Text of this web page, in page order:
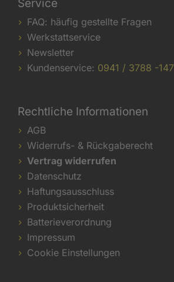
Service
FAQ: häufig gestellte Fragen
Werkstattservice
Newsletter
Kundenservice: 0941 / 3788 -147
Rechtliche Informationen
AGB
Widerrufs- & Rückgaberecht
Vertrag widerrufen
Datenschutz
Haftungsausschluss
Produktsicherheit
Batterieverordnung
Impressum
Cookie Einstellungen